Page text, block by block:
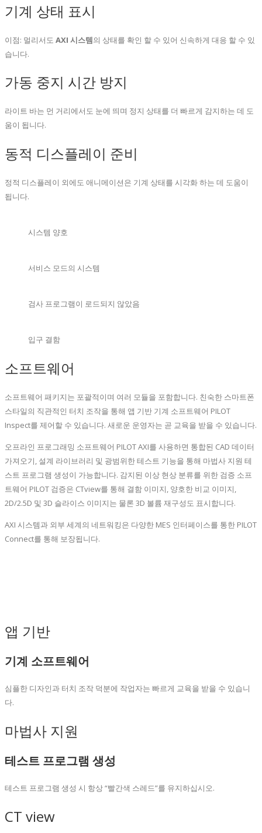
기계 상태 표시
이점: 멀리서도 AXI 시스템의 상태를 확인 할 수 있어 신속하게 대응 할 수 있
습니다.
가동 중지 시간 방지
라이트 바는 먼 거리에서도 눈에 띄며 정지 상태를 더 빠르게 감지하는 데 도
움이 됩니다.
동적 디스플레이 준비
정적 디스플레이 외에도 애니메이션은 기계 상태를 시각화 하는 데 도움이
됩니다.
시스템 양호
서비스 모드의 시스템
검사 프로그램이 로드되지 않았음
입구 결함
소프트웨어
소프트웨어 패키지는 포괄적이며 여러 모듈을 포함합니다. 친숙한 스마트폰
스타일의 직관적인 터치 조작을 통해 앱 기반 기계 소프트웨어 PILOT
Inspect를 제어할 수 있습니다. 새로운 운영자는 곧 교육을 받을 수 있습니다.
오프라인 프로그래밍 소프트웨어 PILOT AXI를 사용하면 통합된 CAD 데이터
가져오기, 설계 라이브러리 및 광범위한 테스트 기능을 통해 마법사 지원 테
스트 프로그램 생성이 가능합니다. 감지된 이상 현상 분류를 위한 검증 소프
트웨어 PILOT 검증은 CTview를 통해 결함 이미지, 양호한 비교 이미지,
2D/2.5D 및 3D 슬라이스 이미지는 물론 3D 볼륨 재구성도 표시합니다.
AXI 시스템과 외부 세계의 네트워킹은 다양한 MES 인터페이스를 통한 PILOT
Connect를 통해 보장됩니다.
앱 기반
기계 소프트웨어
심플한 디자인과 터치 조작 덕분에 작업자는 빠르게 교육을 받을 수 있습니
다.
마법사 지원
테스트 프로그램 생성
테스트 프로그램 생성 시 항상 “빨간색 스레드”를 유지하십시오.
CT view